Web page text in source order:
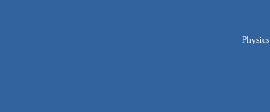
Physics